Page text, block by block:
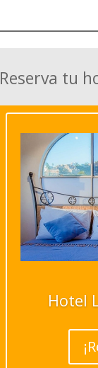
Reserva tu
Hotel